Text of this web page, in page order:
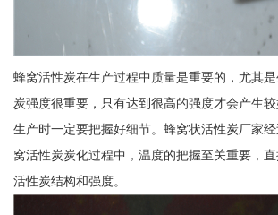
蜂窝活性炭在生产过程中质量是重要的，尤其
炭强度很重要，只有达到很高的强度才会产生
生产时一定要把握好细节。蜂窝状活性炭厂家
窝活性炭炭化过程中，温度的把握至关重要，
活性炭结构和强度。